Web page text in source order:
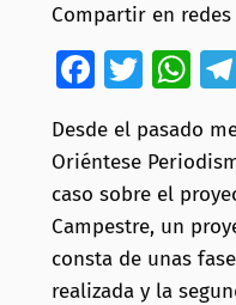
Compartir en redes
Desde el pasado
Oriéntese
caso sobre el
Campestre, un
consta de unas
realizada y la